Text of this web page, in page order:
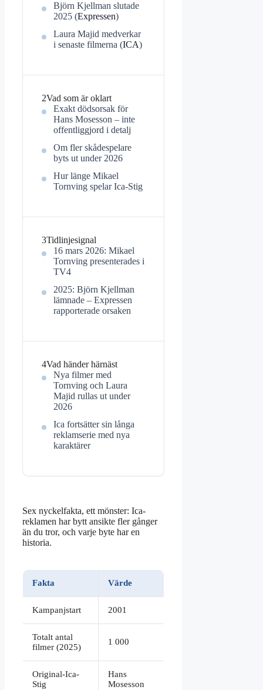
Björn Kjellman slutade
2025 (Expressen)
Laura Majid medverkar
i senaste filmerna (ICA)
2Vad som är oklart
Exakt dödsorsak för
Hans Mosesson – inte
offentliggjord i detalj
Om fler skådespelare
byts ut under 2026
Hur länge Mikael
Tornving spelar Ica-Stig
3Tidlinjesignal
16 mars 2026: Mikael
Tornving presenterades i
TV4
2025: Björn Kjellman
lämnade – Expressen
rapporterade orsaken
4Vad händer härnäst
Nya filmer med
Tornving och Laura
Majid rullas ut under
2026
Ica fortsätter sin långa
reklamserie med nya
karaktärer
Sex nyckelfakta, ett mönster: Ica-
reklamen har bytt ansikte fler gånger
än du tror, och varje byte har en
historia.
Fakta Värde
Kampanjstart 2001
Totalt antal
filmer (2025)
1 000
Original-Ica-
Stig
Hans
Mosesson